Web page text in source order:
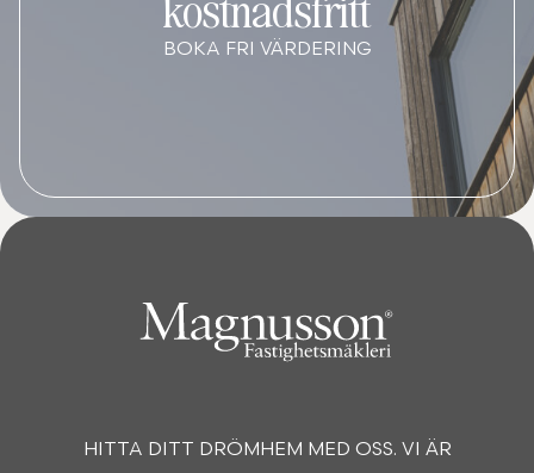
BOKA FRI VÄRDERING
HITTA DITT DRÖMHEM MED OSS. VI ÄR